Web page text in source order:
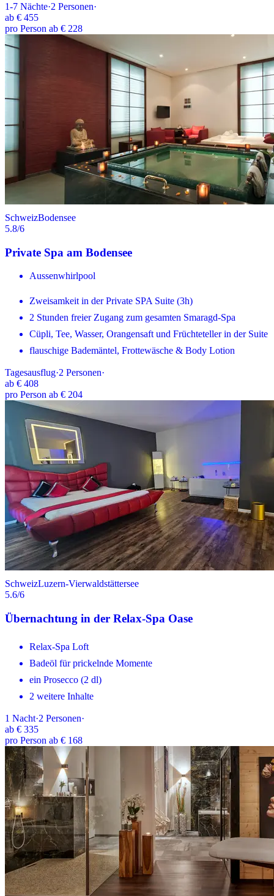
1-7 Nächte·2 Personen·
ab € 455
pro Person ab € 228
SchweizBodensee
5.8/6
Private Spa am Bodensee
Aussenwhirlpool
Zweisamkeit in der Private SPA Suite (3h)
2 Stunden freier Zugang zum gesamten Smaragd-Spa
Cüpli, Tee, Wasser, Orangensaft und Früchteteller in der Suite
flauschige Bademäntel, Frottewäsche & Body Lotion
Tagesausflug·2 Personen·
ab € 408
pro Person ab € 204
SchweizLuzern-Vierwaldstättersee
5.6/6
Übernachtung in der Relax-Spa Oase
Relax-Spa Loft
Badeöl für prickelnde Momente
ein Prosecco (2 dl)
2 weitere Inhalte
1 Nacht·2 Personen·
ab € 335
pro Person ab € 168